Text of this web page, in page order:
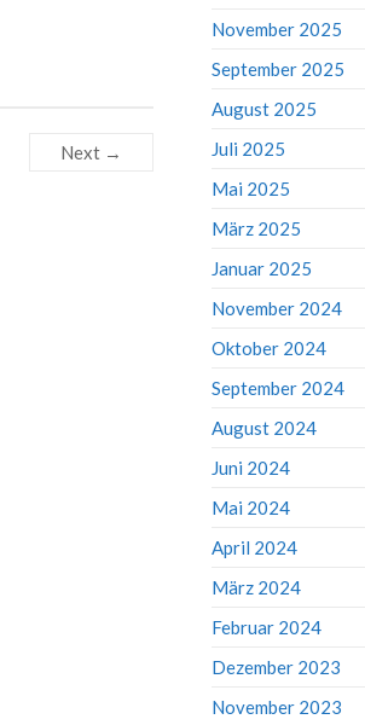
Next →
November 2025
September 2025
August 2025
Juli 2025
Mai 2025
März 2025
Januar 2025
November 2024
Oktober 2024
September 2024
August 2024
Juni 2024
Mai 2024
April 2024
März 2024
Februar 2024
Dezember 2023
November 2023